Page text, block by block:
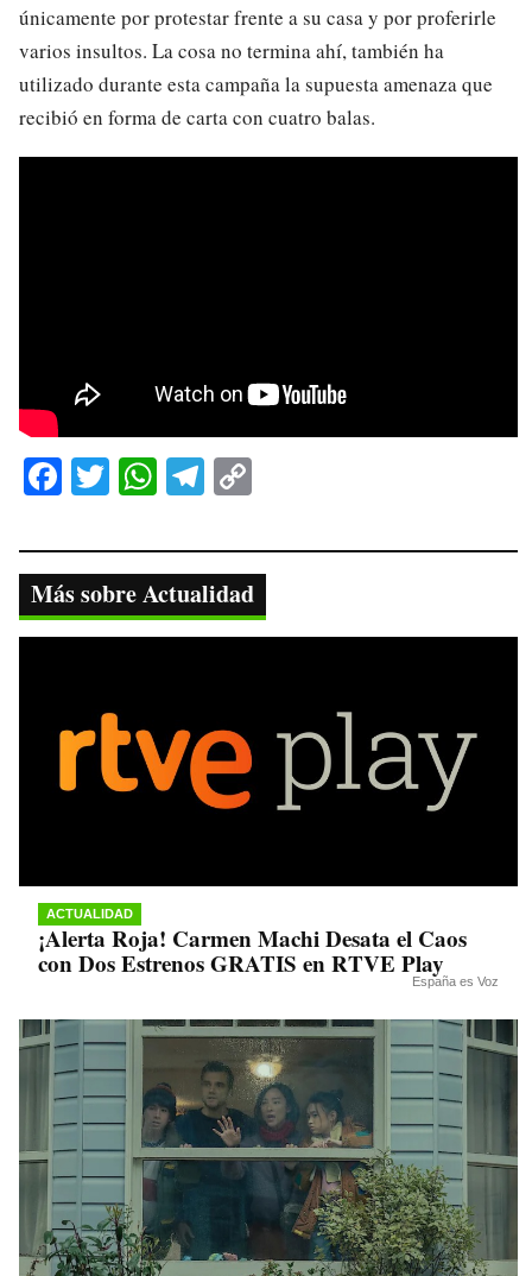
únicamente por protestar frente a su casa y por proferirle
varios insultos. La cosa no termina ahí, también ha
utilizado durante esta campaña la supuesta amenaza que
recibió en forma de carta con cuatro balas.
Fa
bo
ok
T
tte
r
W
ts
A
pp
Te
gr
a
m
y
Li
nk
Más sobre Actualidad
ACTUALIDAD
¡Alerta Roja! Carmen Machi Desata el Caos
con Dos Estrenos GRATIS en RTVE Play
España es Voz